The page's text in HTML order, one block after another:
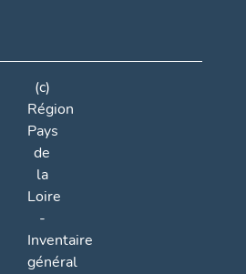
(c)
Région
Pays
de
la
Loire
-
Inventaire
général